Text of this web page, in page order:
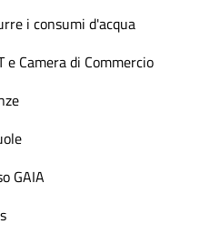
i consumi d'acqua
e Camera di Commercio
GAIA